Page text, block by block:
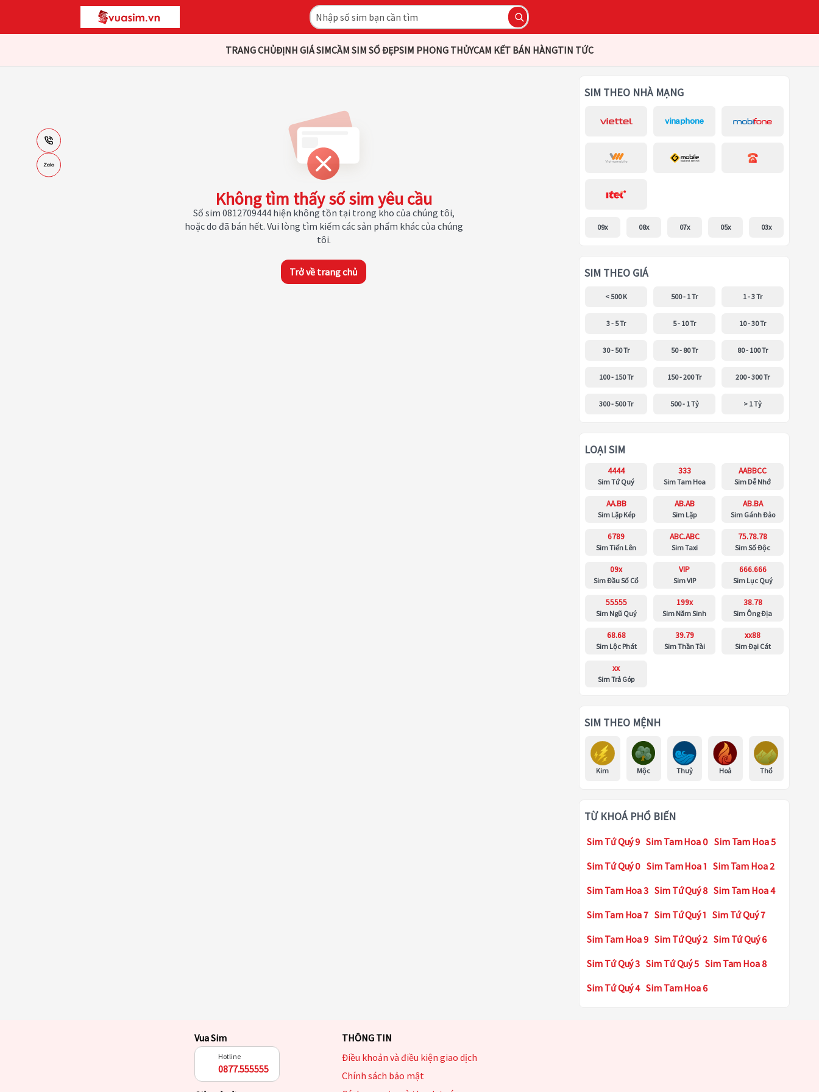
TRANG CHỦĐỊNH GIÁ SIMCẦM SIM SỐ ĐẸPSIM PHONG THỦYCAM KẾT BÁN HÀNGTIN TỨC
Không tìm thấy số sim yêu cầu
Số sim 0812709444 hiện không tồn tại trong kho của chúng tôi,
hoặc do đã bán hết. Vui lòng tìm kiếm các sản phẩm khác của chúng
tôi.
Trở về trang chủ
SIM THEO NHÀ MẠNG
09x 08x 07x 05x 03x
SIM THEO GIÁ
< 500 K 500 - 1 Tr 1 - 3 Tr
3 - 5 Tr 5 - 10 Tr 10 - 30 Tr
30 - 50 Tr 50 - 80 Tr 80 - 100 Tr
100 - 150 Tr 150 - 200 Tr 200 - 300 Tr
300 - 500 Tr 500 - 1 Tỷ > 1 Tỷ
LOẠI SIM
4444
Sim Tứ Quý
333
Sim Tam Hoa
AABBCC
Sim Dễ Nhớ
AA.BB
Sim Lặp Kép
AB.AB
Sim Lặp
AB.BA
Sim Gánh Đảo
6789
Sim Tiến Lên
ABC.ABC
Sim Taxi
75.78.78
Sim Số Độc
09x
Sim Đầu Số Cổ
VIP
Sim VIP
666.666
Sim Lục Quý
55555
Sim Ngũ Quý
199x
Sim Năm Sinh
38.78
Sim Ông Địa
68.68
Sim Lộc Phát
39.79
Sim Thần Tài
xx88
Sim Đại Cát
xx
Sim Trả Góp
SIM THEO MỆNH
Kim Mộc Thuỷ Hoả Thổ
TỪ KHOÁ PHỔ BIẾN
Sim Tứ Quý 9 Sim Tam Hoa 0 Sim Tam Hoa 5
Sim Tứ Quý 0 Sim Tam Hoa 1 Sim Tam Hoa 2
Sim Tam Hoa 3 Sim Tứ Quý 8 Sim Tam Hoa 4
Sim Tam Hoa 7 Sim Tứ Quý 1 Sim Tứ Quý 7
Sim Tam Hoa 9 Sim Tứ Quý 2 Sim Tứ Quý 6
Sim Tứ Quý 3 Sim Tứ Quý 5 Sim Tam Hoa 8
Sim Tứ Quý 4 Sim Tam Hoa 6
Vua Sim
Hotline
0877.555555
THÔNG TIN
Điều khoản và điều kiện giao dịch
Chính sách bảo mật